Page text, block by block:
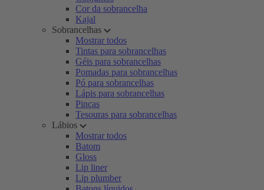
Cor da sobrancelha
Kajal
Sobrancelhas
Mostrar todos
Tintas para sobrancelhas
Géis para sobrancelhas
Pomadas para sobrancelhas
Pó para sobrancelhas
Lápis para sobrancelhas
Pinças
Tesouras para sobrancelhas
Lábios
Mostrar todos
Batom
Gloss
Lip liner
Lip plumber